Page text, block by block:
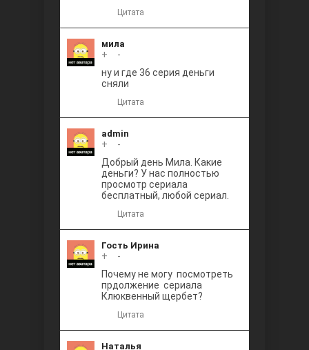
Цитата
мила
+
-
ну и где 36 серия деньги
сняли
Цитата
admin
+
-
Добрый день Мила. Какие
деньги? У нас полностью
просмотр сериала
бесплатный, любой сериал.
Цитата
Гость Ирина
+
-
Почему не могу посмотреть
прдолжение сериала
Клюквенный щербет?
Цитата
Наталья